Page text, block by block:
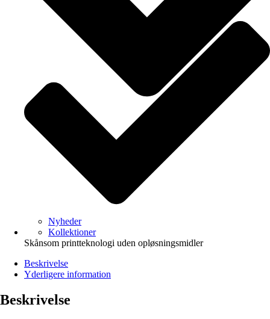
Nyheder
Kollektioner
Skånsom printteknologi uden opløsningsmidler
Beskrivelse
Yderligere information
Beskrivelse